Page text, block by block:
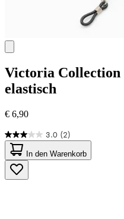
Victoria Collection
elastisch
€ 6,90
3.0 (2)
3.0
von
5
Sternen.
2
In den Warenkorb